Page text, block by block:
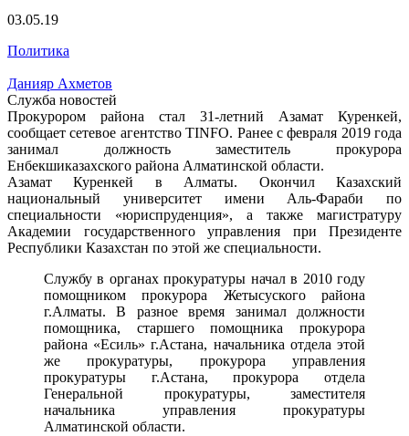
03.05.19
Политика
Данияр Ахметов
Служба новостей
Прокурором района стал 31-летний Азамат Куренкей,
сообщает сетевое агентство TINFO. Ранее с февраля 2019 года
занимал должность заместитель прокурора
Енбекшиказахского района Алматинской области.
Азамат Куренкей в Алматы. Окончил Казахский
национальный университет имени Аль-Фараби по
специальности «юриспруденция», а также магистратуру
Академии государственного управления при Президенте
Республики Казахстан по этой же специальности.
Службу в органах прокуратуры начал в 2010 году
помощником прокурора Жетысуского района
г.Алматы. В разное время занимал должности
помощника, старшего помощника прокурора
района «Есиль» г.Астана, начальника отдела этой
же прокуратуры, прокурора управления
прокуратуры г.Астана, прокурора отдела
Генеральной прокуратуры, заместителя
начальника управления прокуратуры
Алматинской области.